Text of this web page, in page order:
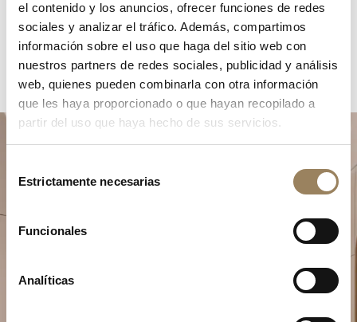
el contenido y los anuncios, ofrecer funciones de redes
sociales y analizar el tráfico. Además, compartimos
información sobre el uso que haga del sitio web con
nuestros partners de redes sociales, publicidad y análisis
web, quienes pueden combinarla con otra información
que les haya proporcionado o que hayan recopilado a
partir del uso que haya hecho de sus servicios.
Estrictamente necesarias
Funcionales
Analíticas
Planifique su momento de